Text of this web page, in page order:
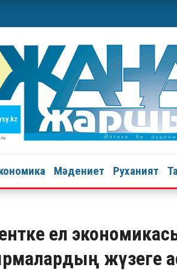
Мәдениет Руханият
ел
жүзеге